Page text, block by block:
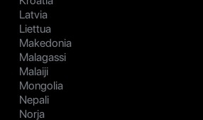
Latvia
Liettua
Makedonia
Malagassi
Malaiji
Mongolia
Nepali
Norja